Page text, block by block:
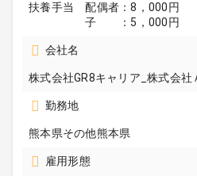
扶養手当 配偶者：8，000円
子 ：5，000円
会社名
株式会社GR8キャリア_株式会社
勤務地
熊本県その他熊本県
雇用形態